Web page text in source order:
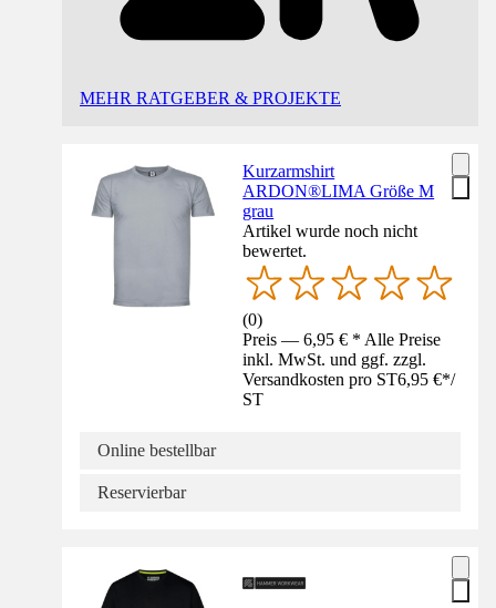
MEHR RATGEBER & PROJEKTE
Kurzarmshirt
ARDON®LIMA Größe M
grau
Artikel wurde noch nicht
bewertet.
(0)
Preis — 6,95 € * Alle Preise
inkl. MwSt. und ggf. zzgl.
Versandkosten pro ST6,95 €*/
ST
Online bestellbar
Reservierbar